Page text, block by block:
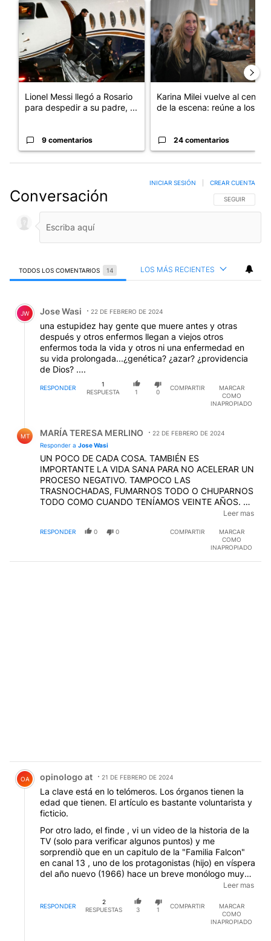
Un artículo de tendencia con el título "Lionel Messi llegó a
Lionel Messi llegó a Rosario
para despedir a su padre, ...
9 comentarios
Un artículo de tendencia
Karina Milei vuelve al centro
de la escena: reúne a los...
24 comentarios
Conversación SIGA ESTA
SEGUIR
INICIAR SESIÓN CREAR CUENTA
TODOS LOS COMENTARIOS 14 LOS MÁS RECIENTES
Comentario de Jose Wasi.
JW Jose Wasi 22 DE FEBRERO DE 2024
una estupidez hay gente que muere antes y otras
después y otros enfermos llegan a viejos otros
enfermos toda la vida y otros ni una enfermedad en
su vida prolongada...¿genética? ¿azar? ¿providencia
de Dios? ....
RESPONDER
1
RESPUESTA
1 0
COMPARTIR
MARCAR
COMO
INAPROPIADO
MT MARÍA TERESA MERLINO
22 DE FEBRERO DE 2024
Responder a Jose Wasi
UN POCO DE CADA COSA. TAMBIÉN ES
IMPORTANTE LA VIDA SANA PARA NO ACELERAR UN
PROCESO NEGATIVO. TAMPOCO LAS
TRASNOCHADAS, FUMARNOS TODO O CHUPARNOS
TODO COMO CUANDO TENÍAMOS VEINTE AÑOS. Y
SABÉS QUÉ? ES IMPORTANTE NO DEJAR DE LADO
BUEN CALZADO, PELUQUERÍA...PROLIJIDAD, TE
Leer mas
RESPONDER 0 0 COMPARTIR
MARCAR
COMO
INAPROPIADO
Comentario de opinologo at.
OA opinologo at 21 DE FEBRERO DE 2024
La clave está en lo telómeros. Los órganos tienen la
edad que tienen. El artículo es bastante voluntarista y
ficticio.
Por otro lado, el finde , vi un video de la historia de la
TV (solo para verificar algunos puntos) y me
sorprendiò que en un capitulo de la "Familia Falcon"
en canal 13 , uno de los protagonistas (hijo) en víspera
del año nuevo (1966) hace un breve monólogo muy
dramático y se quejaba de la inflaciòn y que los
jóvenes no podian independizarse porque era una
utopìa dados los precios que aumentaban todos los
dias ; termina con un mensaje de Violeta Rivas y
Leer mas
RESPONDER
2
RESPUESTAS
3 1
COMPARTIR
MARCAR
COMO
INAPROPIADO